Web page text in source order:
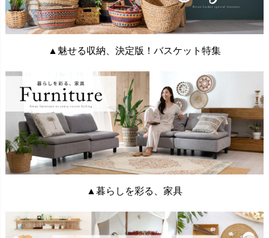
▲魅せる収納、決定版！バスケット特集
▲暮らしを彩る、家具